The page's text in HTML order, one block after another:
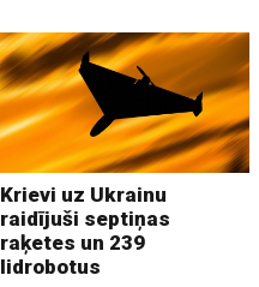
Krievi uz Ukrainu
raidījuši septiņas
raķetes un 239
lidrobotus